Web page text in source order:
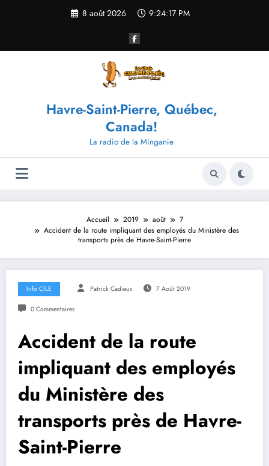
8 août 2026 9:24:17 PM
Havre-Saint-Pierre, Québec,
Canada!
La radio de la Minganie
Accueil 2019 août
7
Accident de la route impliquant des employés du Ministère des
transports près de Havre-Saint-Pierre
Info CILE Patrick Cadieux 7 Août 2019
0 Commentaires
Accident de la route
impliquant des employés
du Ministère des
transports près de Havre-
Saint-Pierre